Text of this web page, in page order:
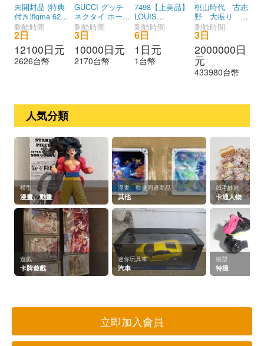
未開封品 (特典
付き)figma 625
バニースーツ プ
ランニング ヴェ
ロニカ・スイー
トハート グッス
マオンライン限
剩餘時間
2日
12100日元
2626台幣
GUCCI グッチ
ネクタイ ホース
ビット ネイビー
シルク100% イ
タリア製 ビジ
ネス オフィ
ス 結婚式 パ
剩餘時間
3日
10000日元
2170台幣
7498【上美品】
LOUIS
VUITTON ルイ
ヴィトン モノグ
ラム ジッピーウ
ォレット ラウン
ドファスナー 長
剩餘時間
6日
1 日元
1 台幣
桃山時代 古志
野 大振り
絵志野 口
径 １３，５
x １１ cm 高
さ １１ｃｍ
剩餘時間
3日
2000000日
元
433980台幣
人気分類
模型
漫畫、動畫
漫畫、動畫周邊商品
其他
絨毛娃娃
卡通人物
遊戲
卡牌遊戲
迷你玩具車
汽車
模型
特撮
立即加入會員